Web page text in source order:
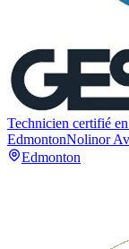
Technicien certifié
EdmontonNolinor
Edmonton